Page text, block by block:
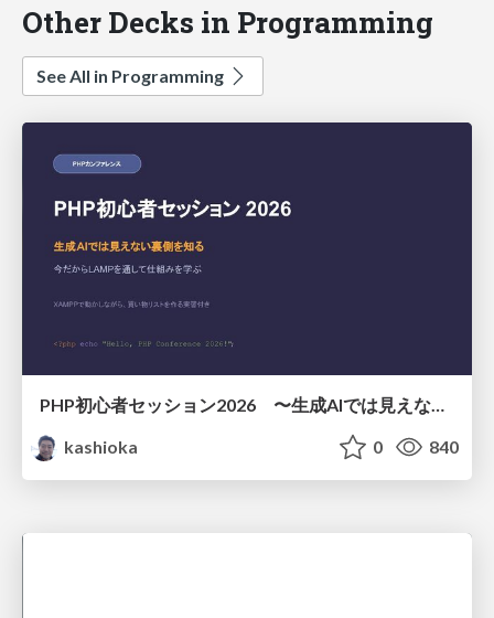
Other Decks in Programming
See All in Programming
PHP初心者セッション2026 〜生成AIでは見えない裏側を知る：今だからLAMPを通して仕組みを学ぶ〜
kashioka
0 840